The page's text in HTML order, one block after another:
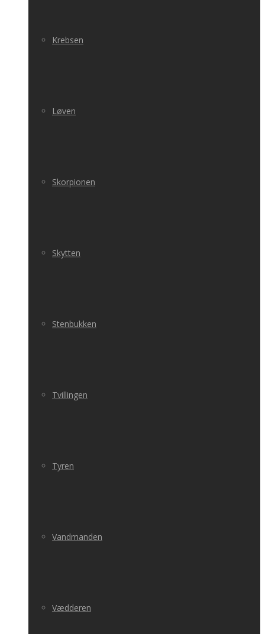
Krebsen
Løven
Skorpionen
Skytten
Stenbukken
Tvillingen
Tyren
Vandmanden
Vædderen